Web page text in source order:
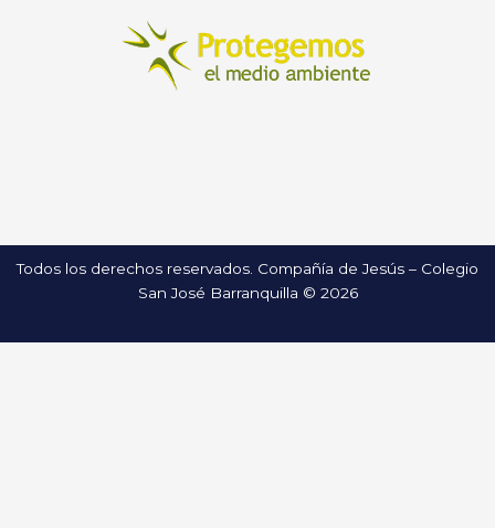
Todos los derechos reservados. Compañía de Jesús – Colegio
San José Barranquilla © 2026